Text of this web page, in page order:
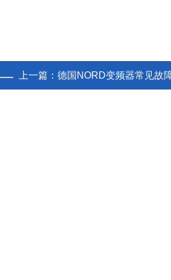
上一篇： 德国NORD变频器常见故